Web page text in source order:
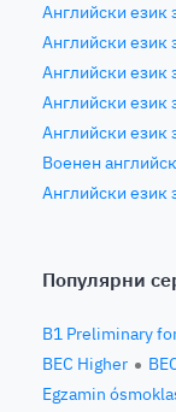
Английски език
Английски език
Английски език
Английски език
Английски език
Военен
Английски
Популярни
B1 Preliminary
BEC Higher
Egzamin